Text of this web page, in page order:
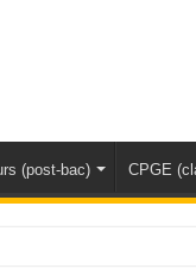
(post-bac) CPGE
de sciences physiques –